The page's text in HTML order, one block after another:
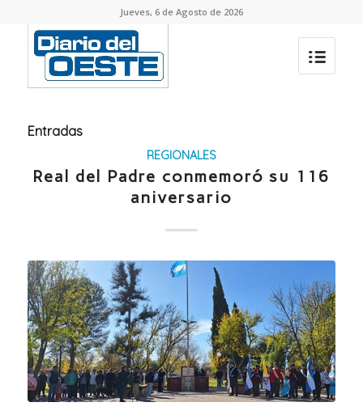
Jueves, 6 de Agosto de 2026
Entradas
REGIONALES
Real del Padre conmemoró su 116
aniversario